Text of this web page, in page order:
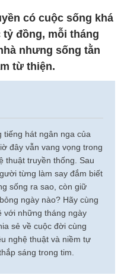
có cuộc sống khá
tỷ đồng, mỗi tháng
nhưng sống tằn
từ thiện.
hát ngân nga của
đây vẫn vang vọng trong
thuật truyền thống. Sau
từng làm say đắm biết
sống ra sao, còn giữ
ngày nào? Hãy cùng
với những tháng ngày
sẻ về cuộc đời cùng
nghệ thuật và niềm tự
sáng trong tim.